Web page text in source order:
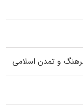
و تمدن اسلامی